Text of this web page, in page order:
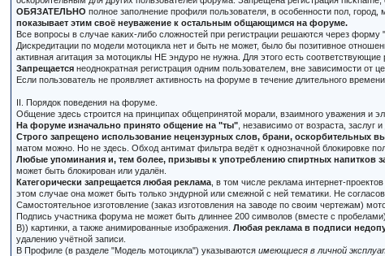
ОБЯЗАТЕЛЬНО полное заполнение профиля пользователя, в особенности пол,
показывает этим своё неуважение к остальным общающимся на форуме.
Все вопросы в случае каких-либо сложностей при регистрации решаются через
Дискредитации по модели мотоцикла нет и быть не может, было бы позитивное
активная агитация за мотоциклы НЕ эндуро не нужна. Для этого есть соответствующие
Запрещается неоднократная регистрация одним пользователем, вне зависимости от
Если пользователь не проявляет активность на форуме в течение длительного
II. Порядок поведения на форуме.
Общение здесь строится на принципах общепринятой морали, взаимного уважения и
На форуме изначально принято общение на "ты" , независимо от возраста, заслуг
Строго запрещено использование нецензурных слов, брани, оскорбительных
матом можно. Но не здесь. Обход антимат фильтра ведёт к однозначной блокировке
Любые упоминания и, тем более, призывы к употреблению спиртных напитков
может быть блокирован или удалён.
Категорически запрещается любая реклама , в том числе реклама интернет-
этом случае она может быть только эндурной или смежной с ней тематики. Не
Самостоятельное изготовление (заказ изготовления на заводе по своим чертежам)
Подпись участника форума не может быть длиннее 200 символов (вместе с
В)) картинки, а также анимированные изображения.Любая реклама в подписи
удалению учётной записи.
В Профиле (в разделе "Модель мотоцикла") указываютсяимеющиеся в личной